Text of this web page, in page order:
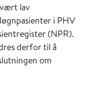
lav
i PHV
(NPR).
derfor til å
om